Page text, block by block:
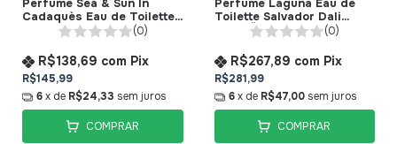
Perfume Sea & Sun In
Cadaquès Eau de Toilette
Salvador Dalí
(0)
R$145,99
R$138,69 com Pix
6x de R$24,33 sem juros
COMPRAR
Perfume Laguna Eau de
Toilette Salvador Dali
(VERSÃO NACIONAL)
(0)
R$281,99
R$267,89 com Pix
6 x de R$47,00 sem juros
COMPRAR